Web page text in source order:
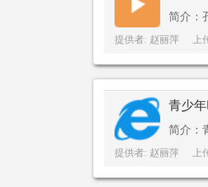
简介：
提供者: 赵丽萍
青少
简介：
提供者: 赵丽萍